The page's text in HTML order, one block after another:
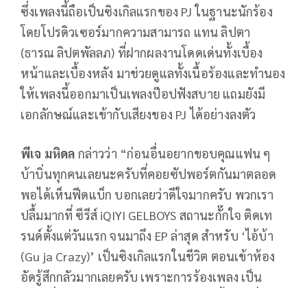
ซึ่งเพลงนี้ถือเป็นซิงเกิลแรกของ PJ ในฐานะนักร้อง
โดยโปรดิวเซอร์มากความสามารถ แทน ลิปตา
(ธารณ ลิปตพัลลภ) ที่ฝากผลงานโดดเด่นทั้งเบื้อง
หน้าและเบื้องหลัง มาช่วยดูแลทั้งเนื้อร้องและทำนอง
ให้เพลงนี้ออกมาเป็นเพลงป๊อปฟังสบาย แถมยังมี
เอกลักษณ์และเข้ากับเสียงของ PJ ได้อย่างลงตัว
พีเจ มหิดล กล่าวว่า “ก่อนอื่นอยากขอบคุณแฟน ๆ
บ้าบิ่นทุกคนเลยนะครับที่คอยซัปพอร์ตกันมาตลอด
พอได้เห็นฟีดแบ็ก บอกเลยว่าดีใจมากครับ พวกเรา
ปลื้มมากที่ ซีรีส์ iQIYI GELBOYS สถานะกั๊กใจ ติดเท
รนด์ตั้งแต่วันแรก จนมาถึง EP ล่าสุด สำหรับ ‘ไอ้บ้า
(Gu ja Crazy)’ เป็นซิงเกิลแรกในชีวิต ตอนเข้าห้อง
อัดรู้สึกกลัวมากเลยครับ เพราะการร้องเพลง เป็น